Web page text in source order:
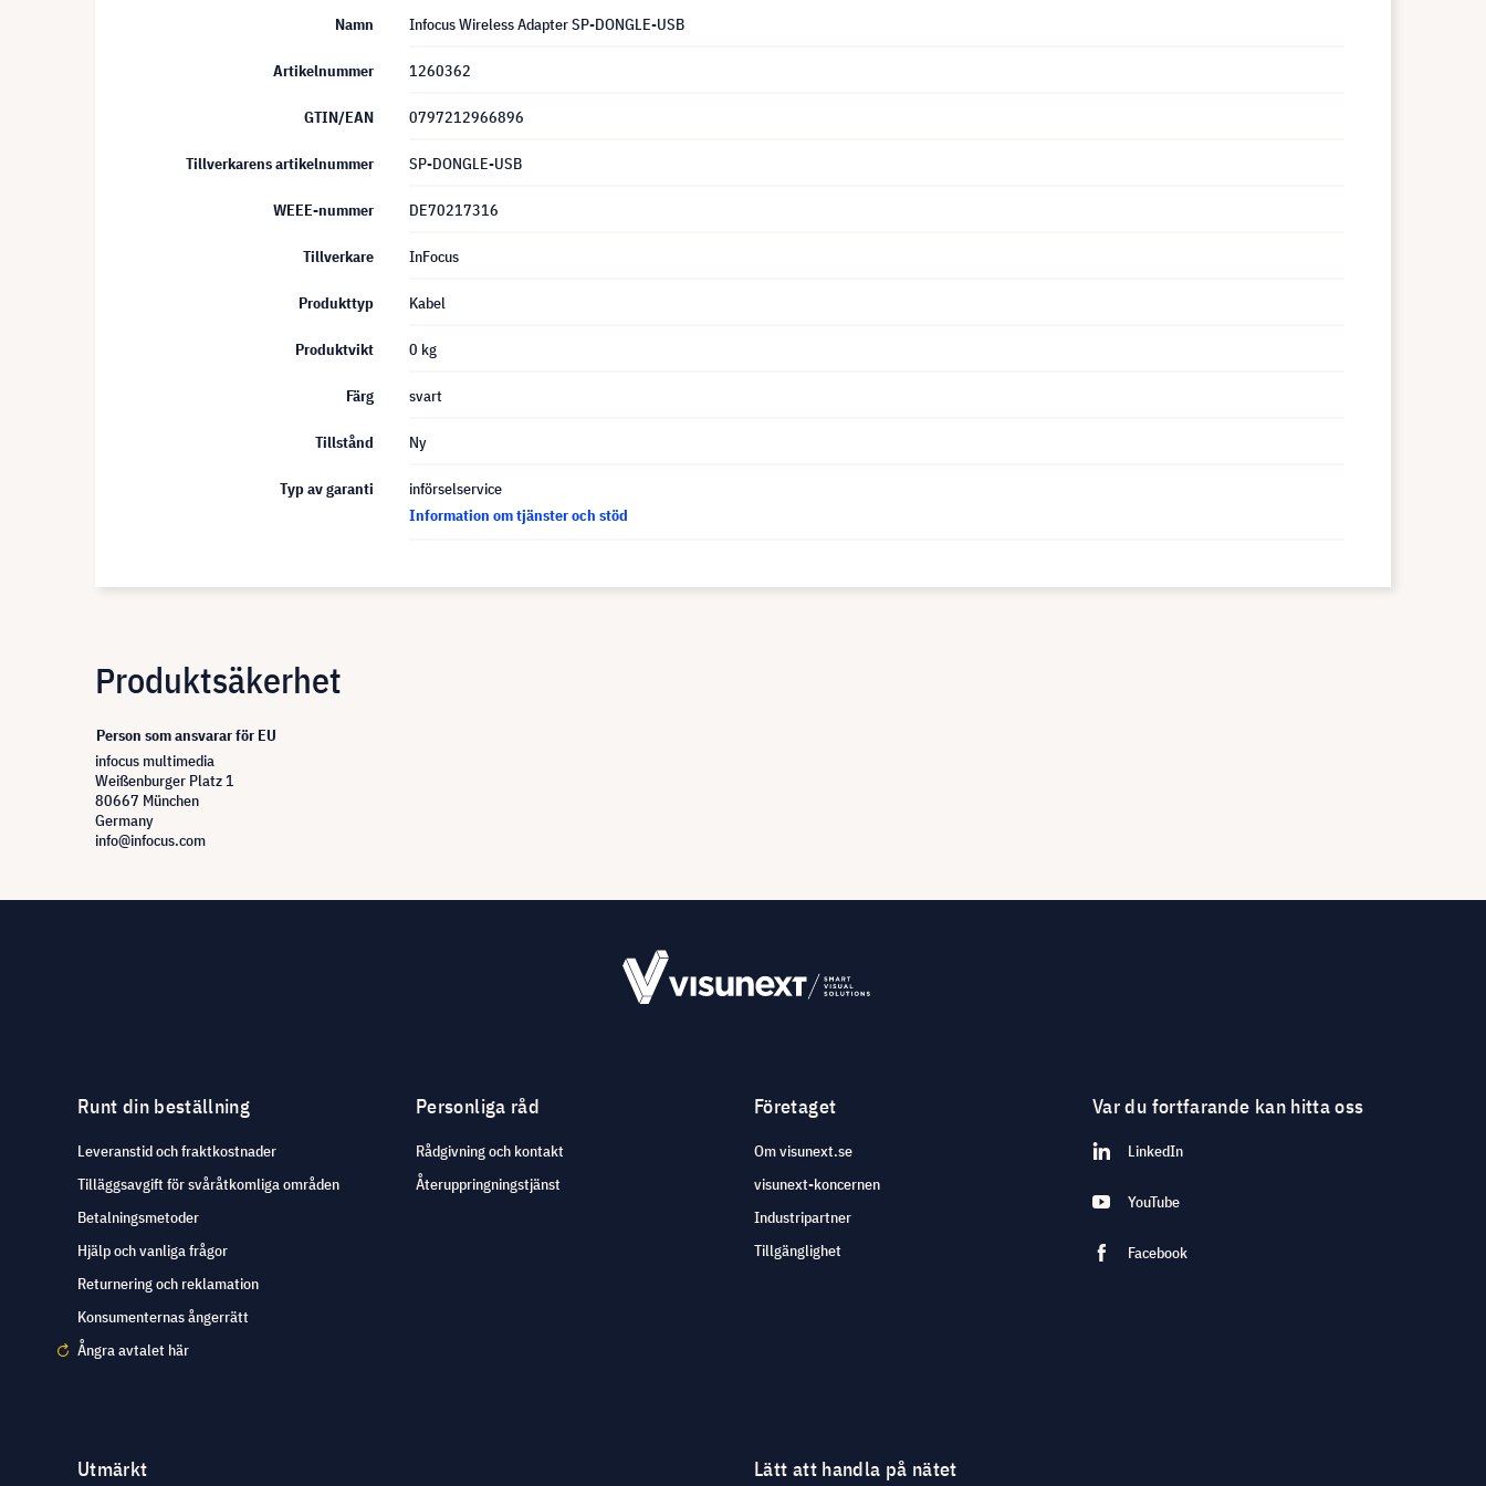
Namn Infocus Wireless Adapter SP-DONGLE-USB
Artikelnummer 1260362
GTIN/EAN 0797212966896
Tillverkarens artikelnummer SP-DONGLE-USB
WEEE-nummer DE70217316
Tillverkare InFocus
Produkttyp Kabel
Produktvikt 0 kg
Färg svart
Tillstånd Ny
Typ av garanti
införselservice
Information om tjänster och stöd
Produktsäkerhet
Person som ansvarar för EU
infocus multimedia
Weißenburger Platz 1
80667 München
Germany
info@infocus.com
Runt din beställning
Leveranstid och fraktkostnader
Tilläggsavgift för svåråtkomliga områden
Betalningsmetoder
Hjälp och vanliga frågor
Returnering och reklamation
Konsumenternas ångerrätt
Ångra avtalet här
Personliga råd
Rådgivning och kontakt
Återuppringningstjänst
Företaget
Om visunext.se
visunext-koncernen
Industripartner
Tillgänglighet
Var du fortfarande kan hitta oss
LinkedIn
YouTube
Facebook
Utmärkt Lätt att handla på nätet